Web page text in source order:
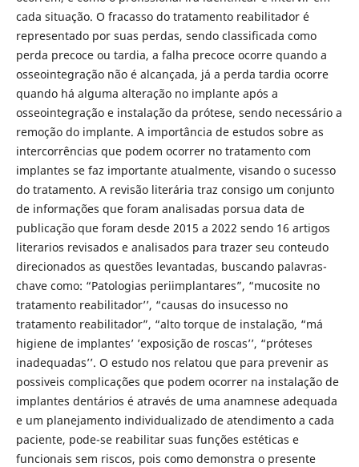
cada situação. O fracasso do tratamento reabilitador é
representado por suas perdas, sendo classificada como
perda precoce ou tardia, a falha precoce ocorre quando a
osseointegração não é alcançada, já a perda tardia ocorre
quando há alguma alteração no implante após a
osseointegração e instalação da prótese, sendo necessário a
remoção do implante. A importância de estudos sobre as
intercorrências que podem ocorrer no tratamento com
implantes se faz importante atualmente, visando o sucesso
do tratamento. A revisão literária traz consigo um conjunto
de informações que foram analisadas porsua data de
publicação que foram desde 2015 a 2022 sendo 16 artigos
literarios revisados e analisados para trazer seu conteudo
direcionados as questões levantadas, buscando palavras-
chave como: “Patologias periimplantares”, “mucosite no
tratamento reabilitador’’, “causas do insucesso no
tratamento reabilitador”, “alto torque de instalação, “má
higiene de implantes’ ’exposição de roscas’’, “próteses
inadequadas’’. O estudo nos relatou que para prevenir as
possiveis complicações que podem ocorrer na instalação de
implantes dentários é através de uma anamnese adequada
e um planejamento individualizado de atendimento a cada
paciente, pode-se reabilitar suas funções estéticas e
funcionais sem riscos, pois como demonstra o presente